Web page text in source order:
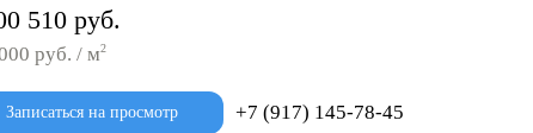
510 руб.
руб. / м2
Записаться на просмотр +7 (917) 145-78-45